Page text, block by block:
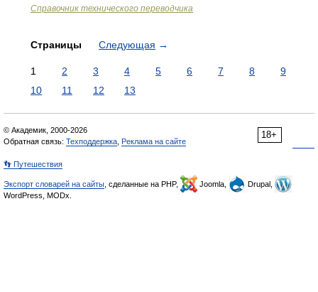
Справочник технического переводчика
Страницы Следующая →
1 2 3 4 5 6 7 8
9
10
11 12 13
18+
© Академик, 2000-2026
Обратная связь: Техподдержка Реклама на сайте
👣 Путешествия
Экспорт словарей на сайты , сделанные на PHP, Joomla,
Drupal,
WordPress, MODx.